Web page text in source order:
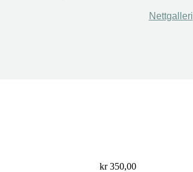
Nettgalleri
kr350,00